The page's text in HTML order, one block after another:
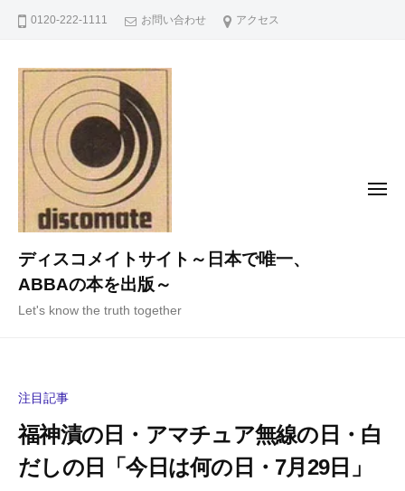
0120-222-1111 お問い合わせ アクセス
ディスコメイトサイト～日本で唯一、
ABBAの本を出版～
Let's know the truth together
メ
注目記事
福神漬の日・アマチュア無線の日・白
だしの日「今日は何の日・7月29日」